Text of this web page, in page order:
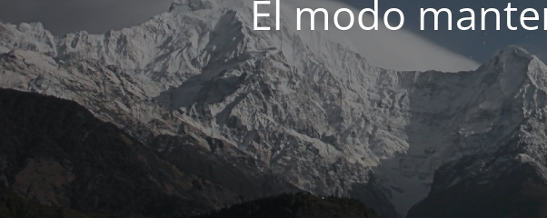
El modo